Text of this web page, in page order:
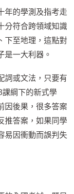
年的學測及指考走
分符合跨領域知識
下至地理，這點對
是一大利器。
詞或文法，只要有
綱下的新式學
因後果，很多答案
推答案，如果同學
易因衝動而誤判失